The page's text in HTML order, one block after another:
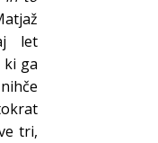
let
ga
tri,